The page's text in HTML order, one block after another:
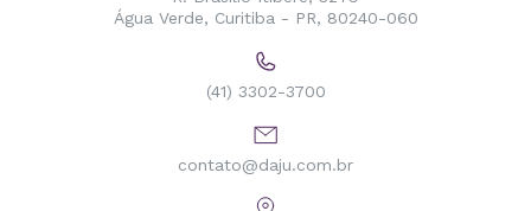
Água Verde, Curitiba - PR, 80240-060
(41) 3302-3700
contato@daju.com.br